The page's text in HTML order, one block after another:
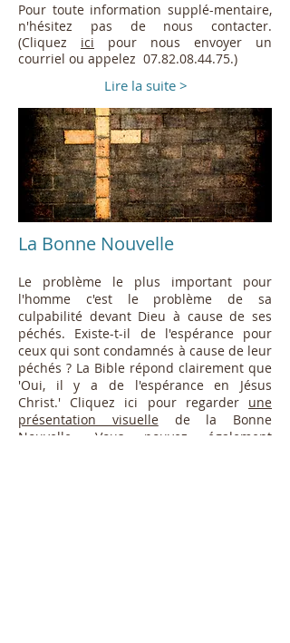
Pour toute information supplé-mentaire,
n'hésitez pas de nous contacter.
(Cliquez ici pour nous envoyer un
courriel ou appelez 07.82.08.44.75.)
Lire la suite >
La Bonne Nouvelle
Le problème le plus important pour
l'homme c'est le problème de sa
culpabilité devant Dieu à cause de ses
péchés. Existe-t-il de l'espérance pour
ceux qui sont condamnés à cause de leur
péchés ? La Bible répond clairement que
'Oui, il y a de l'espérance en Jésus
Christ.' Cliquez ici pour regarder une
présentation visuellede la Bonne
Nouvelle. Vous pouvez également